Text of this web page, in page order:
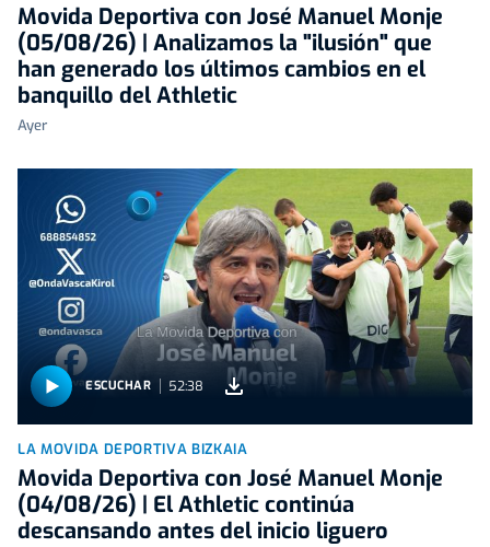
Movida Deportiva con José Manuel Monje
(05/08/26) | Analizamos la "ilusión" que
han generado los últimos cambios en el
banquillo del Athletic
Ayer
ESCUCHAR 52:38
LA MOVIDA DEPORTIVA BIZKAIA
Movida Deportiva con José Manuel Monje
(04/08/26) | El Athletic continúa
descansando antes del inicio liguero